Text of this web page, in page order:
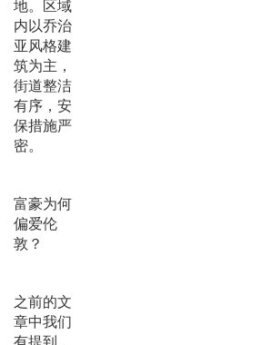
地。区域
内以乔治
亚风格建
筑为主，
街道整洁
有序，安
保措施严
密。
富豪为何
偏爱伦
敦？
之前的文
章中我们
有提到，